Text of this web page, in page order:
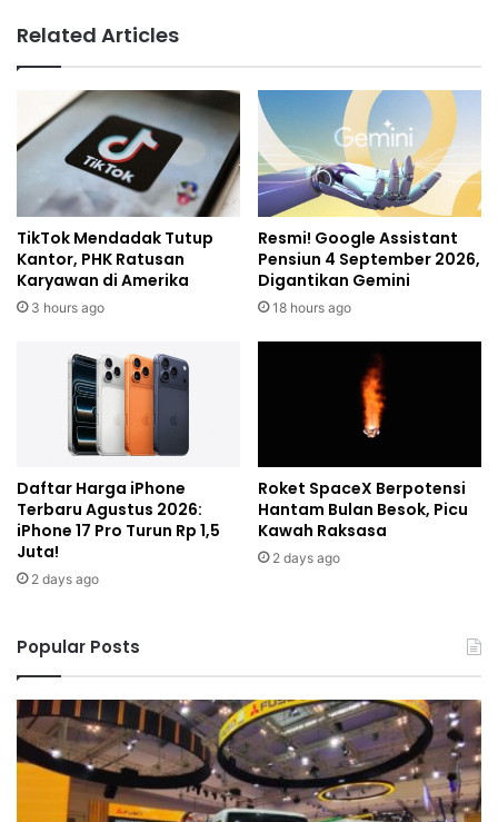
Related Articles
TikTok Mendadak Tutup
Kantor, PHK Ratusan
Karyawan di Amerika
3 hours ago
Resmi! Google Assistant
Pensiun 4 September 2026,
Digantikan Gemini
18 hours ago
Daftar Harga iPhone
Terbaru Agustus 2026:
iPhone 17 Pro Turun Rp 1,5
Juta!
2 days ago
Roket SpaceX Berpotensi
Hantam Bulan Besok, Picu
Kawah Raksasa
2 days ago
Popular Posts